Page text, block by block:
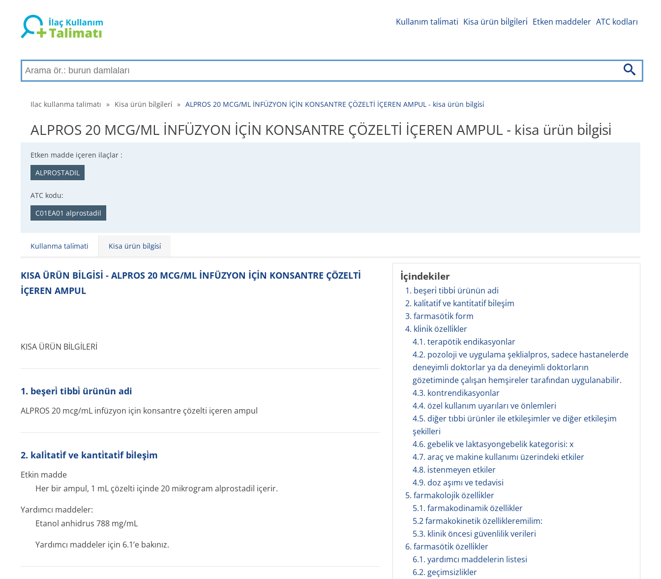
Kullanım tali̇mati Kisa ürün bi̇lgi̇leri̇ Etken maddeler ATC kodları
Ilac kullanma talimatı » Kisa ürün bi̇lgi̇leri̇ » ALPROS 20 MCG/ML İNFÜZYON İÇİN KONSANTRE ÇÖZELTİ İÇEREN AMPUL - kisa ürün bi̇lgi̇si̇
ALPROS 20 MCG/ML İNFÜZYON İÇİN KONSANTRE ÇÖZELTİ İÇEREN AMPUL - kisa ürün bi̇lgi̇si̇
Etken madde içeren ilaçlar :
ALPROSTADIL
ATC kodu:
C01EA01 alprostadil
Kullanma tali̇mati Kisa ürün bi̇lgi̇si̇
İçindekiler
1. beşeri̇ tibbi̇ ürünün adi
2. kali̇tati̇f ve kanti̇tati̇f bi̇leşi̇m
3. farmasöti̇k form
4. kli̇ni̇k özelli̇kler
4.1. terapötik endikasyonlar
4.2. pozoloji ve uygulama şeklialpros, sadece hastanelerde
deneyimli doktorlar ya da deneyimli doktorların
gözetiminde çalışan hemşireler tarafından uygulanabilir.
4.3. kontrendikasyonlar
4.4. özel kullanım uyarıları ve önlemleri
4.5. diğer tıbbi ürünler ile etkileşimler ve diğer etkileşim
şekilleri
4.6. gebelik ve laktasyongebelik kategorisi: x
4.7. araç ve makine kullanımı üzerindeki etkiler
4.8. i̇stenmeyen etkiler
4.9. doz aşımı ve tedavisi
5. farmakoloji̇k özelli̇kler
5.1. farmakodinamik özellikler
5.2 farmakokinetik özellikleremilim:
5.3. klinik öncesi güvenlilik verileri
6. farmasöti̇k özelli̇kler
6.1. yardımcı maddelerin listesi
6.2. geçimsizlikler
KISA ÜRÜN BİLGİSİ - ALPROS 20 MCG/ML İNFÜZYON İÇİN KONSANTRE ÇÖZELTİ
İÇEREN AMPUL
KISA ÜRÜN BİLGİLERİ
1. beşeri̇ tibbi̇ ürünün adi
ALPROS 20 mcg/mL infüzyon için konsantre çözelti içeren ampul
2. kali̇tati̇f ve kanti̇tati̇f bi̇leşi̇m
Etkin madde
Her bir ampul, 1 mL çözelti içinde 20 mikrogram alprostadil içerir.
Yardımcı maddeler:
Etanol anhidrus 788 mg/mL
Yardımcı maddeler için 6.1’e bakınız.